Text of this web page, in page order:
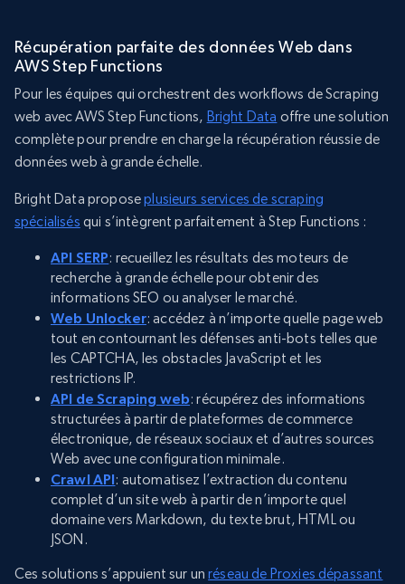
Récupération parfaite des données Web dans
AWS Step Functions
Pour les équipes qui orchestrent des workflows de Scraping
web avec AWS Step Functions, Bright Data offre une solution
complète pour prendre en charge la récupération réussie de
données web à grande échelle.
Bright Data proposeplusieurs services de scraping
spécialisés qui s’intègrent parfaitement à Step Functions :
API SERP: recueillez les résultats des moteurs de
recherche à grande échelle pour obtenir des
informations SEO ou analyser le marché.
Web Unlocker: accédez à n’importe quelle page web
tout en contournant les défenses anti-bots telles que
les CAPTCHA, les obstacles JavaScript et les
restrictions IP.
API de Scraping web: récupérez des informations
structurées à partir de plateformes de commerce
électronique, de réseaux sociaux et d’autres sources
Web avec une configuration minimale.
Crawl API: automatisez l’extraction du contenu
complet d’un site web à partir de n’importe quel
domaine vers Markdown, du texte brut, HTML ou
JSON.
Ces solutions s’appuient sur unréseau de Proxies dépassant